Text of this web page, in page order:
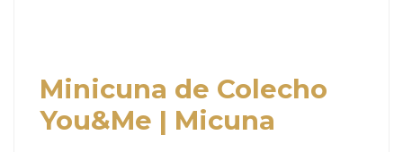
Minicuna de Colecho
You&Me | Micuna